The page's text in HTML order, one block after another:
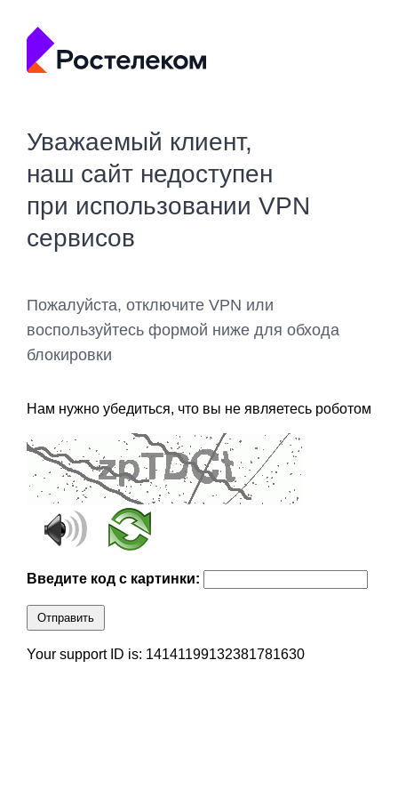
Уважаемый клиент,
наш сайт недоступен
при использовании VPN
сервисов
Пожалуйста, отключите VPN или
воспользуйтесь формой ниже для обхода
блокировки
Нам нужно убедиться, что вы не являетесь роботом
Введите код с картинки:
Отправить
Your support ID is: 14141199132381781630